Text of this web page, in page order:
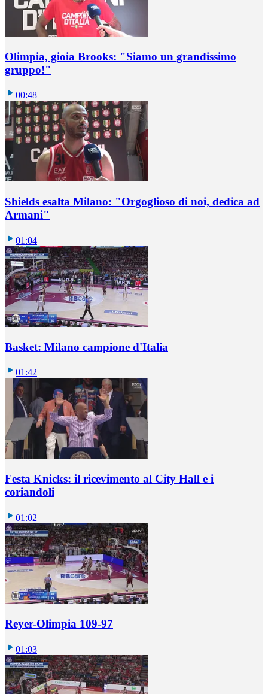
Olimpia, gioia Brooks: "Siamo un grandissimo
gruppo!"
00:48
Shields esalta Milano: "Orgoglioso di noi, dedica ad
Armani"
01:04
Basket: Milano campione d'Italia
01:42
Festa Knicks: il ricevimento al City Hall e i
coriandoli
01:02
Reyer-Olimpia 109-97
01:03